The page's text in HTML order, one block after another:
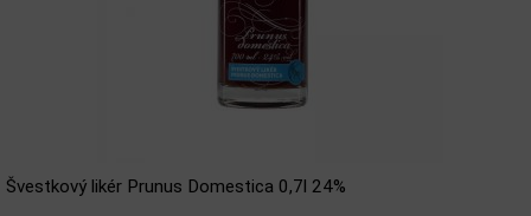
Švestkový likér Prunus Domestica 0,7l 24%